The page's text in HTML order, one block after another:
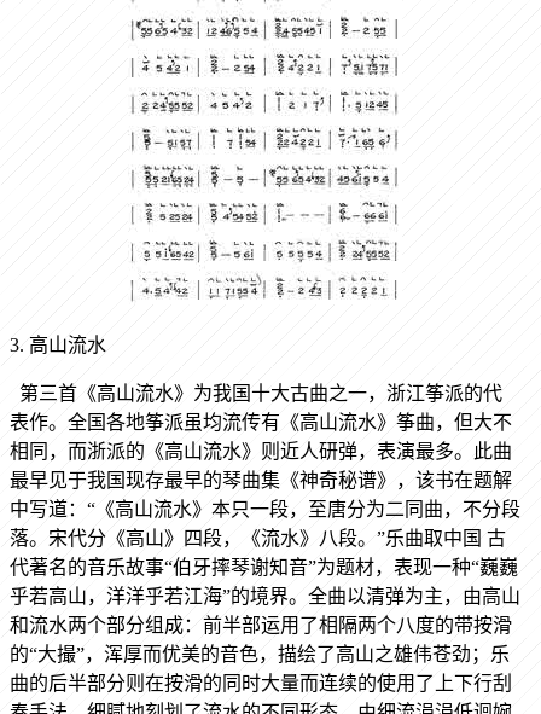
3. 高山流水
第三首《高山流水》为我国十大古曲之一，浙江筝派的代
表作。全国各地筝派虽均流传有《高山流水》筝曲，但大不
相同，而浙派的《高山流水》则近人研弹，表演最多。此曲
最早见于我国现存最早的琴曲集《神奇秘谱》，该书在题解
中写道：“《高山流水》本只一段，至唐分为二同曲，不分段
落。宋代分《高山》四段，《流水》八段。”乐曲取中国 古
代著名的音乐故事“伯牙摔琴谢知音”为题材，表现一种“巍巍
乎若高山，洋洋乎若江海”的境界。全曲以清弹为主，由高山
和流水两个部分组成：前半部运用了相隔两个八度的带按滑
的“大撮”，浑厚而优美的音色，描绘了高山之雄伟苍劲；乐
曲的后半部分则在按滑的同时大量而连续的使用了上下行刮